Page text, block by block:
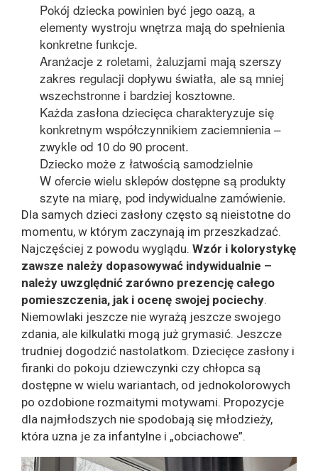
Pokój dziecka powinien być jego oazą, a
elementy wystroju wnętrza mają do spełnienia
konkretne funkcje.
Aranżacje z roletami, żaluzjami mają szerszy
zakres regulacji dopływu światła, ale są mniej
wszechstronne i bardziej kosztowne.
Każda zasłona dziecięca charakteryzuje się
konkretnym współczynnikiem zaciemnienia –
zwykle od 10 do 90 procent.
Dziecko może z łatwością samodzielnie
W ofercie wielu sklepów dostępne są produkty
szyte na miarę, pod indywidualne zamówienie.
Dla samych dzieci zasłony często są nieistotne do
momentu, w którym zaczynają im przeszkadzać.
Najczęściej z powodu wyglądu. Wzór i kolorystykę
zawsze należy dopasowywać indywidualnie –
należy uwzględnić zarówno prezencję całego
pomieszczenia, jak i ocenę swojej pociechy.
Niemowlaki jeszcze nie wyrażą jeszcze swojego
zdania, ale kilkulatki mogą już grymasić. Jeszcze
trudniej dogodzić nastolatkom. Dziecięce zasłony i
firanki do pokoju dziewczynki czy chłopca są
dostępne w wielu wariantach, od jednokolorowych
po ozdobione rozmaitymi motywami. Propozycje
dla najmłodszych nie spodobają się młodzieży,
która uzna je za infantylne i „obciachowe”.